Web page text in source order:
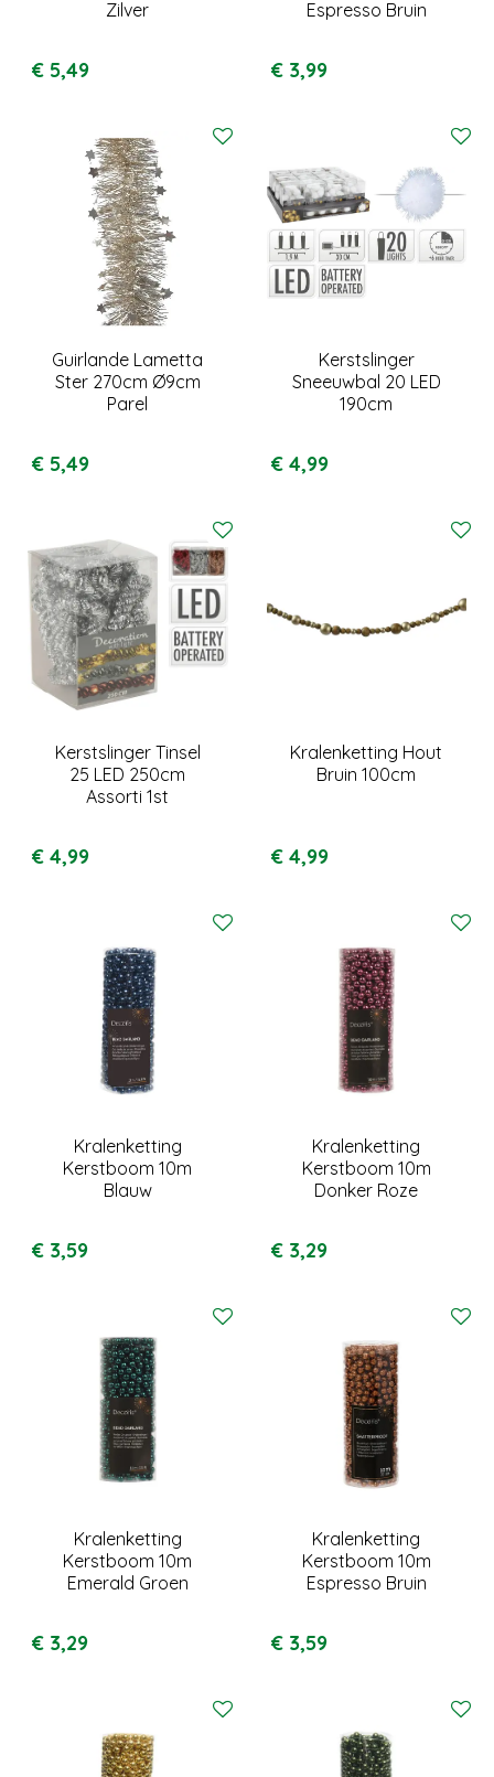
Zilver
€ 5,49
Espresso Bruin
€ 3,99
Guirlande Lametta
Ster 270cm Ø9cm
Parel
€ 5,49
Kerstslinger
Sneeuwbal 20 LED
190cm
€ 4,99
Kerstslinger Tinsel
25 LED 250cm
Assorti 1st
€ 4,99
Kralenketting Hout
Bruin 100cm
€ 4,99
Kralenketting
Kerstboom 10m
Blauw
€ 3,59
Kralenketting
Kerstboom 10m
Donker Roze
€ 3,29
Kralenketting
Kerstboom 10m
Emerald Groen
€ 3,29
Kralenketting
Kerstboom 10m
Espresso Bruin
€ 3,59